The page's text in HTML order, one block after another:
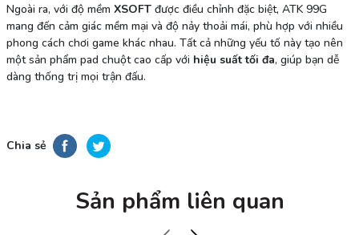
Ngoài ra, với độ mềm XSOFTđược điều chỉnh đặc biệt, ATK 99G
mang đến cảm giác mềm mại và độ nảy thoải mái, phù hợp với nhiều
phong cách chơi game khác nhau. Tất cả những yếu tố này tạo nên
một sản phẩm pad chuột cao cấp với hiệu suất tối đa, giúp bạn dễ
dàng thống trị mọi trận đấu.
Chia sẻ
Sản phẩm liên quan